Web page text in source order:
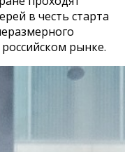
в честь старта
рынке.